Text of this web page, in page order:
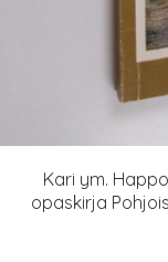
Kari ym.
opaskirja